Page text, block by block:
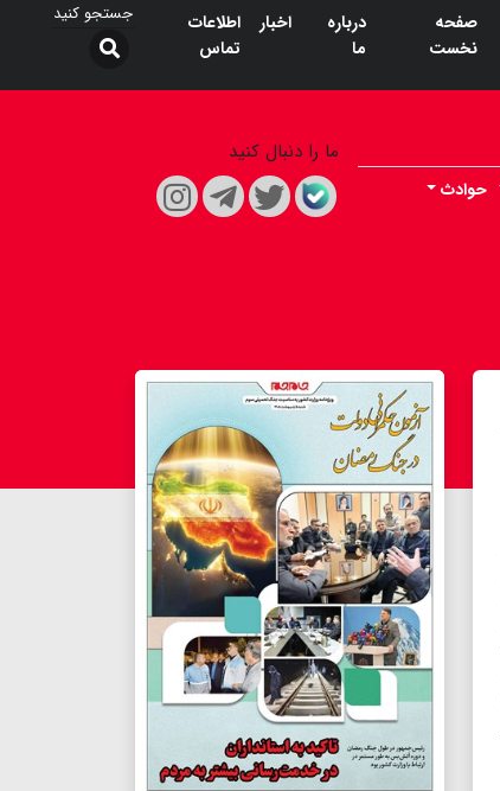
صفحه
نخست
درباره
ما
اخبار
اطلاعات
تماس
حوادث
ما را دنبال کنید